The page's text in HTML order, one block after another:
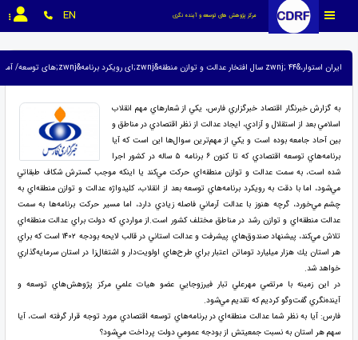
مرکز پژوهش های توسعه و آینده نگری EN
ایران استوار،&zwnj; ۴۴ سال افتخار عدالت و توازن منطقه&zwnj;ای رویکرد برنامه&zwnj;های توسعه/ آمایش سرزمین به جای چانه&zwnj;زنی در بودجه
به گزارش خبرنگار اقتصاد خبرگزاري فارس،‌‌‌‌‌‌‌‌‌‌‌‌‌‌‌‌‌‌‌‌‌‌‌‌‌‌‌‌‌‌‌‌‌‌‌‌‌‌‌‌‌‌‌‌‌‌‌‌‌‌‌‌‌‌‌‌‌‌‌‌‌‌‌‌‌‌‌‌‌‌‌‌‌‌‌‌‌‌‌‌‌‌‌‌‌‌‌‌‌‌‌‌‌‌‌‌‌‌‌‌‌‌‌‌‌‌‌‌‌‌‌‌‌‌‌‌‌‌‌‌‌‌‌‌‌‌‌‌‌‌‌‌‌‌‌‌‌‌‌‌‌ يكي از شعارهاي مهم انقلاب
اسلامي بعد از استقلال و آزادي، ايجاد عدالت از نظر اقتصادي در مناطق و
بين آحاد جامعه بوده است و يكي از مهم‌ترين سوال‌ها اين است كه آيا
برنامه‌هاي توسعه اقتصادي كه تا كنون ۶ برنامه ۵ ساله در كشور اجرا
شده است، به سمت عدالت و توازن منطقه‌اي حركت مي‌كند يا اينكه موجب گسترش شكاف طبقاتي
مي‌شود، اما با دقت به رويكرد برنامه‌هاي توسعه بعد از انقلاب، كليدواژه عدالت و توازن منطقه‌اي به
چشم مي‌خورد، گرچه هنوز با عدالت ‌آرماني فاصله زيادي دارد، اما مسير حركت برنامه‌ها به سمت
عدالت منطقه‌اي و توازن رشد در مناطق مختلف كشور است.از مواردي كه دولت براي عدالت منطقه‌اي
تلاش مي‌كند،‌ پيشنهاد صندوق‌هاي پيشرفت و عدالت استاني در قالب لايحه بودجه ۱۴۰۲ است كه براي
هر استان يك هزار ميليارد توماتن اعتبار براي طرح‌هاي اولويت‌دار و اشتغال‌زا در استان سرمايه‌گذاري
خواهد شد.
در اين زمينه با مرتضي مهرعلي تبار فيرزوجايي عضو هيات علمي مركز پژوهش‌هاي توسعه و
آينده‌نگري گفت‌وگو كرديم كه تقديم مي‌شود.
فارس: آيا به نظر شما عدالت منطقه‌اي در برنامه‌هاي توسعه اقتصادي مورد توجه قرار گرفته است، آيا
سهم هر استان به نسبت جمعيتش از بودجه عمومي دولت پرداخت مي‌شود؟